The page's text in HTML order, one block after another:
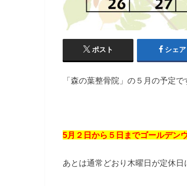
ポスト シェア
「森の葉整骨院」の５月の予定で
5月２日から５日までゴールデン
あとは通常どおり木曜日が定休日